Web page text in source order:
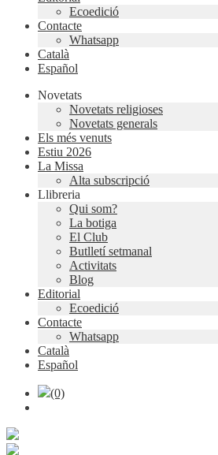
Ecoedició
Contacte
Whatsapp
Català
Español
Novetats
Novetats religioses
Novetats generals
Els més venuts
Estiu 2026
La Missa
Alta subscripció
Llibreria
Qui som?
La botiga
El Club
Butlletí setmanal
Activitats
Blog
Editorial
Ecoedició
Contacte
Whatsapp
Català
Español
(0)